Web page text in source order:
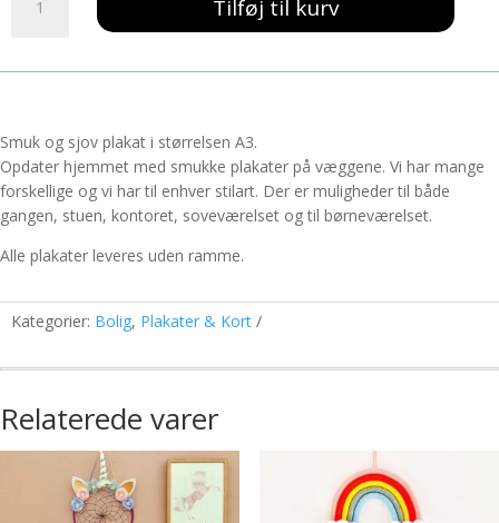
Frøer
Tilføj til kurv
Smuk og sjov plakat i størrelsen A3.
Opdater hjemmet med smukke plakater på væggene. Vi har mange
forskellige og vi har til enhver stilart. Der er muligheder til både
gangen, stuen, kontoret, soveværelset og til børneværelset.
Alle plakater leveres uden ramme.
Kategorier: Bolig, Plakater & Kort
Relaterede varer